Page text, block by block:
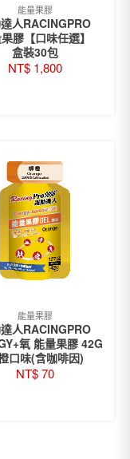
能量果膠
人RACINGPRO
膠【口味任選】
盒裝30包
NT$1,800
能量果膠
人RACINGPRO
氧 能量果膠 42G
口味(含咖啡因)
NT$70